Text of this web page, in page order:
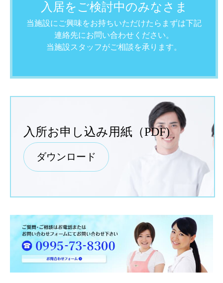
入居をご検討中のみなさま
当施設にご興味をお持ちいただけたらまずは下記
連絡先にお問い合わせください。
当施設スタッフがご相談を承ります。
入所お申し込み用紙（PDF)
ダウンロード